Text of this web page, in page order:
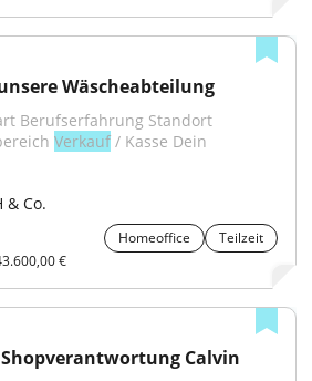
Wäscheabteilung
Verkauf / Kasse Dein
& Co.
Homeoffice
Teilzeit
€
Calvin